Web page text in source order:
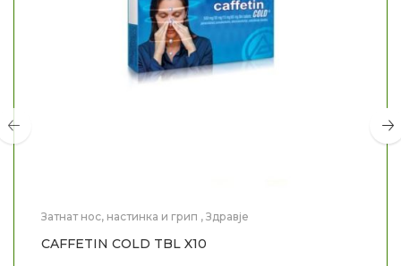
Затнат нос, настинка и грип , Здравје
CAFFETIN COLD TBL X10